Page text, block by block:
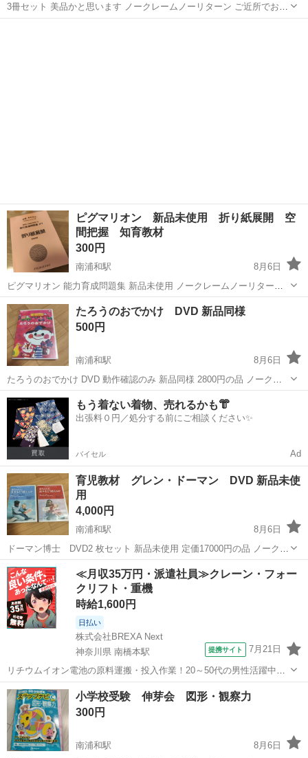
3冊セット 美品かと思います ノークレームノーリターン ご近所でお取
引可能な方
ピグマリオン 新品未使用 折り紙展開 空
間把握 知育教材
300円
南浦和駅
8月6日
ピグマリオン 能力育成問題集 新品未使用 ノークレームノーリターン
ご近所でお取引可能な方
埼玉 さいたま市 南浦和駅 語学、辞書 ピグマリオン
たろうのおでかけ DVD 新品同様
500円
南浦和駅
8月6日
たろうのおでかけ DVD 動作確認のみ 新品同様 2800円の品 ノークレ
ームノーリターン ご近所でお取引可能な方
埼玉 さいたま市 南浦和駅 DVD/ブルーレイ
もう着ない着物、売れるかも👘
出張料０円／処分する前にご相談ください✨
バイセル Ad
育児教材 グレン・ドーマン DVD 新品未使
用
4,000円
南浦和駅
8月6日
ドーマン博士 DVD2 枚セット 新品未使用 定価17000円の品 ノークレ
ームノーリターン ご近所でお取引可能な方
埼玉 さいたま市 南浦和駅 DVD/ブルーレイ
≪月収35万円・派遣社員≫クレーン・フォー
クリフト・重機
時給1,600円
日払い
株式会社BREXA Next
神奈川県 南橋本駅
提携サイト 7月21日
リチウムイオン電池の原料運搬・投入作業！20～50代の男性活躍中★
ワンルーム寮完備！赴任旅費会社負担！年間休日130日★フォークリフ
ト免許お持ちの方、活躍中！就業先食堂利用可★《神奈川県相模原
市》 人気の工場のお仕事 ◇電...
神奈川 相模原市 南橋本駅 その他
小学校受験 伸芽会 図形・観察力
300円
南浦和駅
8月6日